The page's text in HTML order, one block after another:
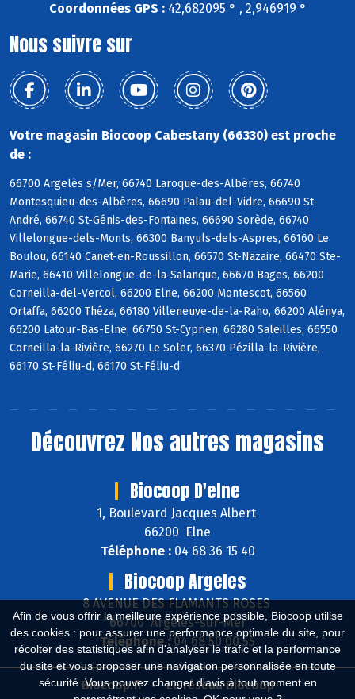
Afin de vous offrir la meilleure expérience possible, Biocoop utilise
des cookies : pour assurer une performance optimale du site, pour
récolter des statistiques afin d'analyser le trafic et la performance
du site et vous proposer une navigation personnalisée en toute
sécurité. Vous pouvez changer d'avis à tout moment en
Coordonnées GPS :42,682095 ° , 2,946919 °
Nous suivre sur
Votre magasin Biocoop Cabestany (66330) est proche
de :
66700 Argelès s/Mer, 66740 Laroque-des-Albères, 66740
Montesquieu-des-Albères, 66690 Palau-del-Vidre, 66690 St-
André, 66740 St-Génis-des-Fontaines, 66690 Sorède, 66740
Villelongue-dels-Monts, 66300 Banyuls-dels-Aspres, 66160 Le
Boulou, 66140 Canet-en-Roussillon, 66570 St-Nazaire, 66470 Ste-
Marie, 66410 Villelongue-de-la-Salanque, 66670 Bages, 66200
Corneilla-del-Vercol, 66200 Elne, 66200 Montescot, 66560
Ortaffa, 66200 Théza, 66180 Villeneuve-de-la-Raho, 66200 Alénya,
66200 Latour-Bas-Elne, 66750 St-Cyprien, 66280 Saleilles, 66550
Corneilla-la-Rivière, 66270 Le Soler, 66370 Pézilla-la-Rivière,
66170 St-Féliu-d, 66170 St-Féliu-d
Découvrez Nos autres magasins
Biocoop D'elne
1, Boulevard Jacques Albert
66200 Elne
Téléphone :04 68 36 15 40
Biocoop Argeles
8 AVENUE DES FLAMANTS ROSES
66700 Argelès-sur-Mer
Téléphone :04 68 50 00 55
Biocoop.fr Le réseau Biocoop